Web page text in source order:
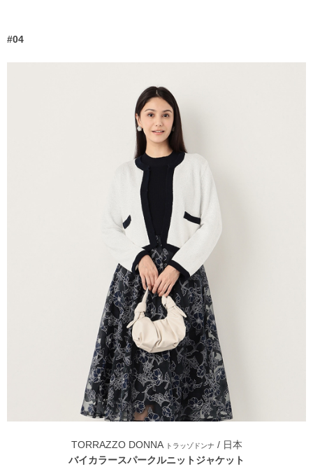
#04
TORRAZZO DONNAトラッゾドンナ / 日本
バイカラースパークルニットジャケット